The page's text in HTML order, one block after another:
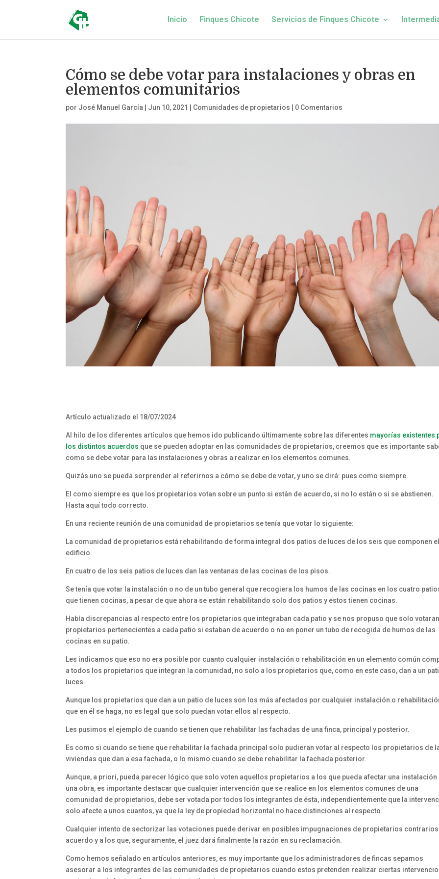
Inicio Finques Chicote Servicios de Finques Chicote
Cómo se debe votar para instalaciones y obras en
elementos comunitarios
por José Manuel García Jun 10, 2021 Comunidades de propietarios 0 Comentarios
Artículo actualizado el 18/07/2024
Al hilo de los diferentes artículos que hemos ido publicando últimamente sobre las diferentes mayorías existentes
los distintos acuerdos que se pueden adoptar en las comunidades de propietarios, creemos que es importante
como se debe votar para las instalaciones y obras a realizar en los elementos comunes.
Quizás uno se pueda sorprender al referirnos a cómo se debe de votar, y uno se dirá: pues como siempre.
El como siempre es que los propietarios votan sobre un punto si están de acuerdo, si no lo están o si se abstienen.
Hasta aquí todo correcto.
En una reciente reunión de una comunidad de propietarios se tenía que votar lo siguiente:
La comunidad de propietarios está rehabilitando de forma integral dos patios de luces de los seis que componen
edificio.
En cuatro de los seis patios de luces dan las ventanas de las cocinas de los pisos.
Se tenía que votar la instalación o no de un tubo general que recogiera los humos de las cocinas en los cuatro
que tienen cocinas, a pesar de que ahora se están rehabilitando solo dos patios y estos tienen cocinas.
Había discrepancias al respecto entre los propietarios que integraban cada patio y se nos propuso que solo
propietarios pertenecientes a cada patio si estaban de acuerdo o no en poner un tubo de recogida de humos de las
cocinas en su patio.
Les indicamos que eso no era posible por cuanto cualquier instalación o rehabilitación en un elemento común
a todos los propietarios que integran la comunidad, no solo a los propietarios que, como en este caso, dan a un
luces.
Aunque los propietarios que dan a un patio de luces son los más afectados por cualquier instalación o
que en él se haga, no es legal que solo puedan votar ellos al respecto.
Les pusimos el ejemplo de cuando se tienen que rehabilitar las fachadas de una finca, principal y posterior.
Es como si cuando se tiene que rehabilitar la fachada principal solo pudieran votar al respecto los propietarios de
viviendas que dan a esa fachada, o lo mismo cuando se debe rehabilitar la fachada posterior.
Aunque, a priori, pueda parecer lógico que solo voten aquellos propietarios a los que pueda afectar una instalación
una obra, es importante destacar que cualquier intervención que se realice en los elementos comunes de una
comunidad de propietarios, debe ser votada por todos los integrantes de ésta, independientemente que la
solo afecte a unos cuantos, ya que la ley de propiedad horizontal no hace distinciones al respecto.
Cualquier intento de sectorizar las votaciones puede derivar en posibles impugnaciones de propietarios
acuerdo y a los que, seguramente, el juez dará finalmente la razón en su reclamación.
Como hemos señalado en artículos anteriores, es muy importante que los administradores de fincas sepamos
asesorar a los integrantes de las comunidades de propietarios cuando estos pretenden realizar ciertas